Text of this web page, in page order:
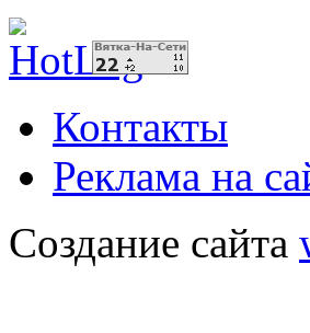
Контакты
Реклама на
Создание сайта